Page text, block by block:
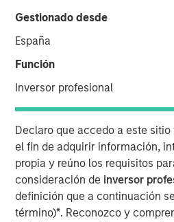
Gestionado desde
España
Función
Inversor profesional
Declaro que accedo a este sitio
el fin de adquirir información,
propia y reúno los requisitos
consideración de inversor
definición que a continuación
término)*. Reconozco y
The Authors
Michael Mauboussin
Dan Callahan, CFA
Vice President